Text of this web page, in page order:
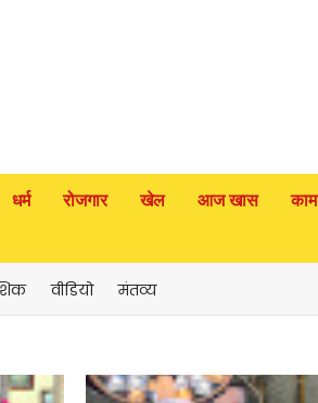
धर्म रोजगार खेल आज खास
वीडियो मंतव्य